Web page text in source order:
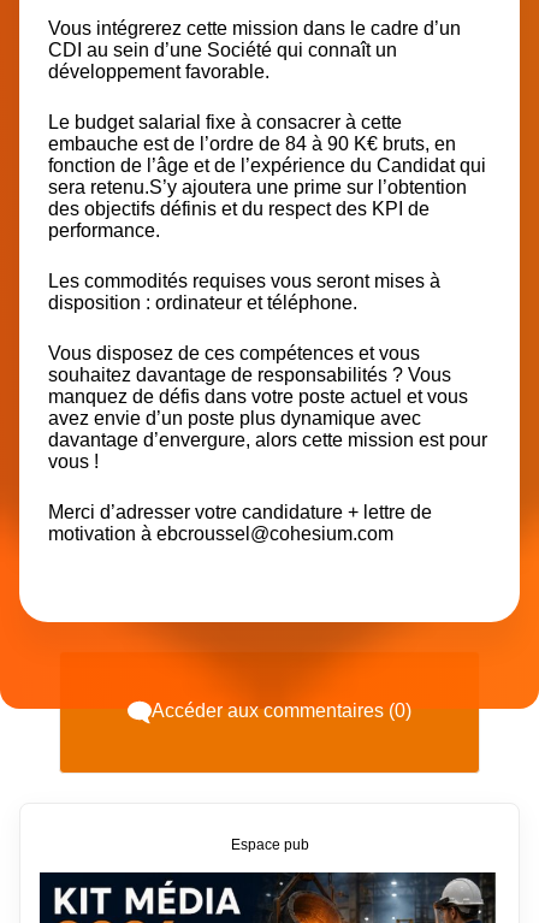
Vous intégrerez cette mission dans le cadre d’un
CDI au sein d’une Société qui connaît un
développement favorable.
Le budget salarial fixe à consacrer à cette
embauche est de l’ordre de 84 à 90 K€ bruts, en
fonction de l’âge et de l’expérience du Candidat qui
sera retenu.S’y ajoutera une prime sur l’obtention
des objectifs définis et du respect des KPI de
performance.
Les commodités requises vous seront mises à
disposition : ordinateur et téléphone.
Vous disposez de ces compétences et vous
souhaitez davantage de responsabilités ? Vous
manquez de défis dans votre poste actuel et vous
avez envie d’un poste plus dynamique avec
davantage d’envergure, alors cette mission est pour
vous !
Merci d’adresser votre candidature + lettre de
motivation à ebcroussel@cohesium.com
Accéder aux commentaires (0)
Espace pub